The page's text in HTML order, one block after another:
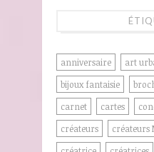
anniversaire art
bijoux fantaisie
carnet
cartes
créateurs
créateurs